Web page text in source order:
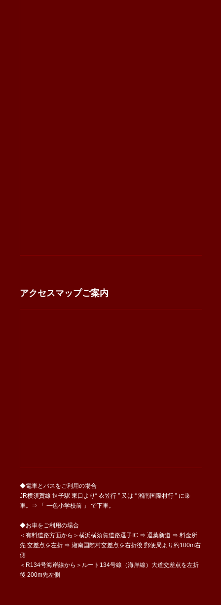
アクセスマップご案内
◆電車とバスをご利用の場合
JR横須賀線 逗子駅 東口より“ 衣笠行 ” 又は “ 湘南国際村行 ” に乗
車。⇒ 「 一色小学校前 」 で下車。
◆お車をご利用の場合
＜有料道路方面から＞横浜横須賀道路逗子IC ⇒ 逗葉新道 ⇒ 料金所
先 交差点を左折 ⇒ 湘南国際村交差点を右折後 郵便局より約100m右
側
＜R134号海岸線から＞ルート134号線（海岸線）大道交差点を左折
後 200m先左側